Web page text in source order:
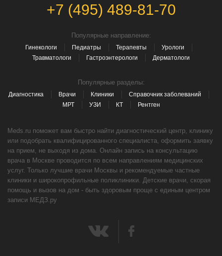
+7 (495) 489-81-70
Популярные направление:
Гинекологи Педиатры Терапевты
Урологи
Травматологи
Гастроэнтерологи Дерматологи
Популярные разделы:
Диагностика Врачи Клиники
Справочник заболеваний
МРТ
УЗИ КТ Рентген
Meds.ru поможет вам быстро найти диагностический центр, клинику
или подобрать квалифицированного специалиста, оформить заявку
на прием, не выходя из дома. Онлайн запись на консультацию
врача в Москве проводится по всем направлениям медицинских
услуг. Только лучшие врачи Москвы и рекомендуемые частные
клиники и широкопрофильные поликлиники. Детские врачи, скорая
помощь и вызов на дом - быть здоровым проще с единым центром
записи МЕДЗ.ру